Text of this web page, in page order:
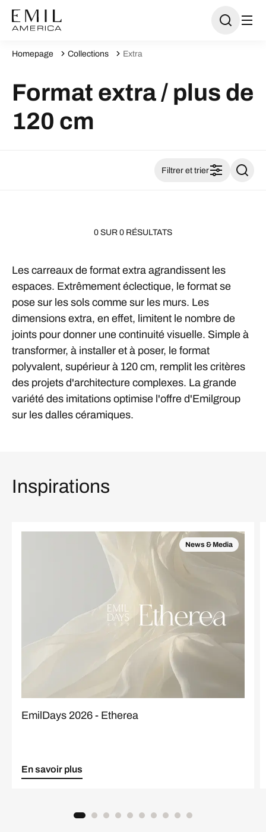
Homepage Collections Extra
Format extra / plus de
120 cm
Filtrer et trier
0 SUR 0 RÉSULTATS
Les carreaux de format extra agrandissent les
espaces. Extrêmement éclectique, le format se
pose sur les sols comme sur les murs. Les
dimensions extra, en effet, limitent le nombre de
joints pour donner une continuité visuelle. Simple à
transformer, à installer et à poser, le format
polyvalent, supérieur à 120 cm, remplit les critères
des projets d'architecture complexes. La grande
variété des imitations optimise l'offre d'Emilgroup
sur les dalles céramiques.
Inspirations
News & Media
EmilDays 2026 - Etherea
En savoir plus